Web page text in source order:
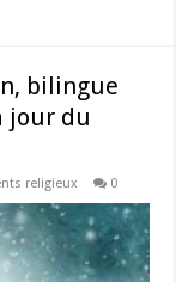
bilingue
jour du
religieux 0